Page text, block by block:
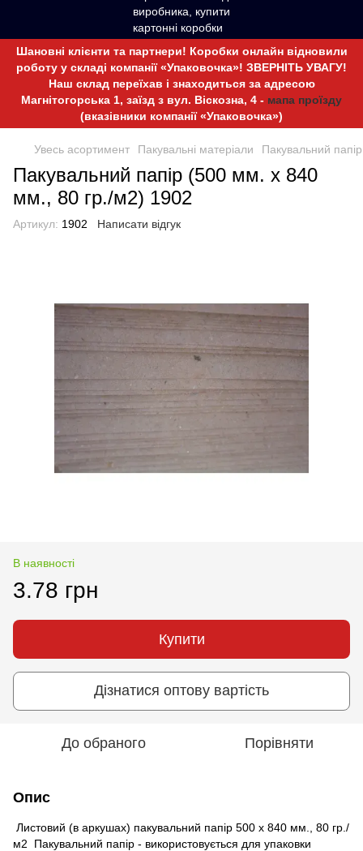
Шановні клієнти та партнери! Коробки онлайн відновили
роботу у складі компанії «Упаковочка»! ЗВЕРНІТЬ УВАГУ!
Наш склад переїхав і знаходиться за адресою
Магнітогорська 1, заїзд з вул. Віскозна, 4 - мапа проїзду
(вказівники компанії «Упаковочка»)
Увесь асортимент Пакувальні матеріали Пакувальний папір
Пакувальний папір (500 мм. х 840
мм., 80 гр./м2) 1902
Артикул: 1902 Написати відгук
В наявності
3.78 грн
Купити
Дізнатися оптову вартість
До обраного Порівняти
Опис
Листовий (в аркушах) пакувальний папір 500 х 840 мм., 80 гр./
м2 Пакувальний папір - використовується для упаковки